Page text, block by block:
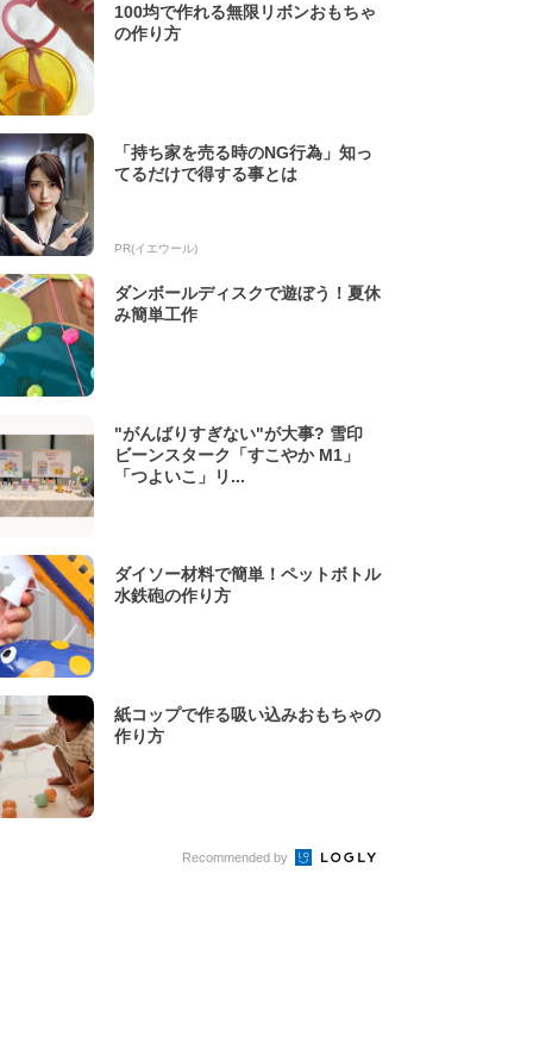
100均で作れる無限リボンおもちゃ
の作り方
「持ち家を売る時のNG行為」知っ
てるだけで得する事とは
PR(イエウール)
ダンボールディスクで遊ぼう！夏休
み簡単工作
"がんばりすぎない"が大事? 雪印
ビーンスターク「すこやか M1」
「つよいこ」リ...
ダイソー材料で簡単！ペットボトル
水鉄砲の作り方
紙コップで作る吸い込みおもちゃの
作り方
Recommended by